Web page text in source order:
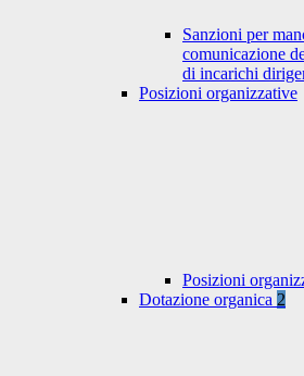
Sanzioni per
comunicazione
di incarichi
Posizioni organizzative
Posizioni
Dotazione organica 2